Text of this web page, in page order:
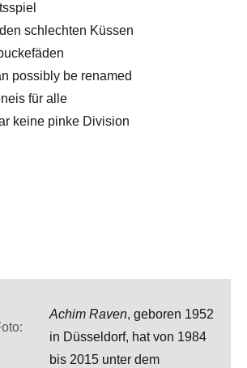
schlechten Küssen
possibly be renamed
für alle
keine pinke Division
Achim Raven, geboren 1952
in Düsseldorf, hat von 1984
bis 2015 unter dem